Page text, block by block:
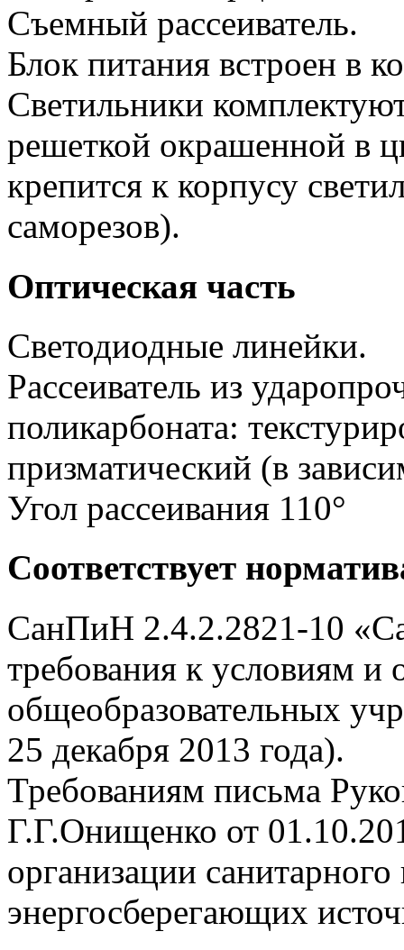
Съемный рассеиватель.
Блок питания встроен в
Светильники
решеткой окрашенной в
крепится к корпусу
саморезов).
Оптическая часть
Светодиодные линейки.
Рассеиватель из
поликарбоната:
призматический (в
Угол рассеивания 110°
Соответствует
СанПиН 2.4.2.2821-10
требования к условиям и
общеобразовательных
25 декабря 2013 года).
Требованиям письма
Г.Г.Онищенко от
организации
энергосберегающих